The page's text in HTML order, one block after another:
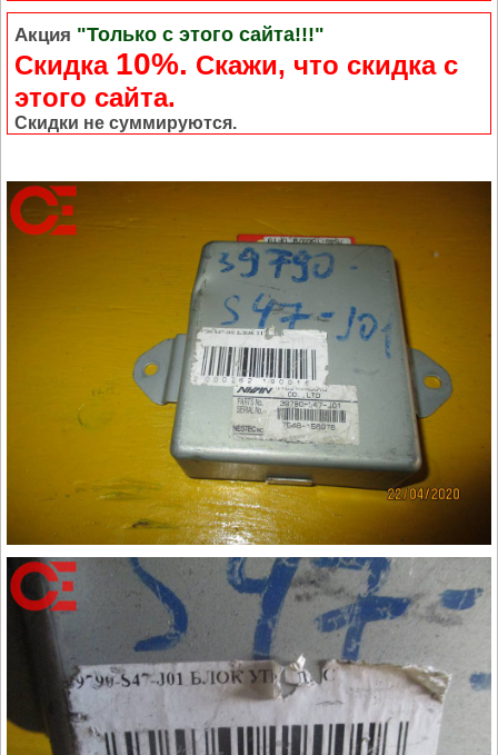
Акция "Только с этого сайта!!!"
Скидка 10%. Cкажи, что скидка с
этого сайта.
Скидки не суммируются.